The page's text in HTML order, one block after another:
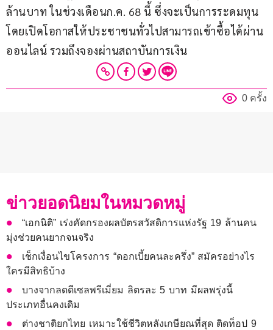
ล้านบาท ในช่วงเดือนก.ค. 68 นี้ ซึ่งจะเป็นการระดมทุน
โดยเปิดโอกาสให้ประชาชนทั่วไปสามารถเข้าซื้อได้ผ่าน
ออนไลน์ รวมถึงจองผ่านสถาบันการเงิน
0 ครั้ง
ข่าวยอดนิยมในหมวดหมู่
“เอกนิติ” เร่งคัดกรองผลบัตรสวัสดิการแห่งรัฐ 19 ล้านคน
มุ่งช่วยคนยากจนจริง
เช็กเงื่อนไขโครงการ “ดอกเบี้ยคนละครึ่ง” สมัครอย่างไร
ใครมีสิทธิบ้าง
บางจากลดดีเซลพรีเมี่ยม ลิตรละ 5 บาท มีผลพรุ่งนี้
ประเภทอื่นคงเดิม
ต่างชาติยกไทย เหมาะใช้ชีวิตหลังเกษียณที่สุด ติดท็อป 9